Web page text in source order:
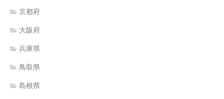
京都府
大阪府
兵庫県
鳥取県
島根県